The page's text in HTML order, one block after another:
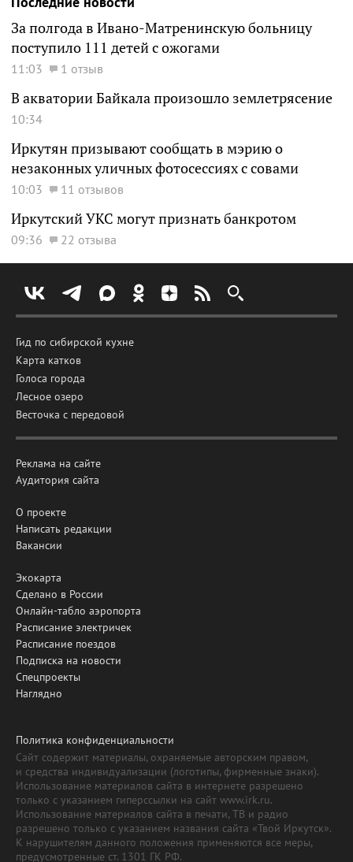
За полгода в Ивано-Матренинскую больницу
поступило 111 детей с ожогами
11:03 1 отзыв
В акватории Байкала произошло землетрясение
10:34
Иркутян призывают сообщать в мэрию о
незаконных уличных фотосессиях с совами
10:03 11 отзывов
Иркутский УКС могут признать банкротом
09:36 22 отзыва
Гид по сибирской кухне
Карта катков
Голоса города
Лесное озеро
Весточка с передовой
Реклама на сайте
Аудитория сайта
О проекте
Написать редакции
Вакансии
Экокарта
Сделано в России
Онлайн-табло аэропорта
Расписание электричек
Расписание поездов
Подписка на новости
Спецпроекты
Наглядно
Политика конфиденциальности
Сайт содержит материалы, охраняемые авторским правом,
и средства индивидуализации (логотипы, фирменные знаки).
Использование материалов сайта в интернете разрешено
только с указанием гиперссылки на сайт www.irk.ru.
Использование материалов сайта в печати, ТВ и радио
разрешено только с указанием названия сайта «Твой Иркутск».
К нарушителям данного положения применяются все меры,
предусмотренные ст. 1301 ГК РФ.